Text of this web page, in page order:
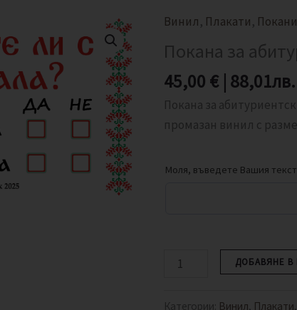
Винил, Плакати, Покани
Покана за
45,00 €| 88,01лв.
Покана за
промазан винил с
Моля, въведете Вашия текст
количество
за
за
абитуриентски
бал
шевица
ДОБАВЯНЕ В
Категории: Винил Плакати